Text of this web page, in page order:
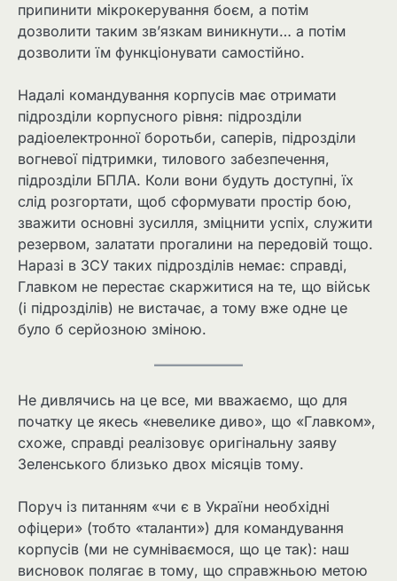
припинити мікрокерування боєм, а потім
дозволити таким зв’язкам виникнути… а потім
дозволити їм функціонувати самостійно.
Надалі командування корпусів має отримати
підрозділи корпусного рівня: підрозділи
радіоелектронної боротьби, саперів, підрозділи
вогневої підтримки, тилового забезпечення,
підрозділи БПЛА. Коли вони будуть доступні, їх
слід розгортати, щоб сформувати простір бою,
зважити основні зусилля, зміцнити успіх, служити
резервом, залатати прогалини на передовій тощо.
Наразі в ЗСУ таких підрозділів немає: справді,
Главком не перестає скаржитися на те, що військ
(і підрозділів) не вистачає, а тому вже одне це
було б серйозною зміною.
Не дивлячись на це все, ми вважаємо, що для
початку це якесь «невелике диво», що «Главком»,
схоже, справді реалізовує оригінальну заяву
Зеленського близько двох місяців тому.
Поруч із питанням «чи є в України необхідні
офіцери» (тобто «таланти») для командування
корпусів (ми не сумніваємося, що це так): наш
висновок полягає в тому, що справжньою метою